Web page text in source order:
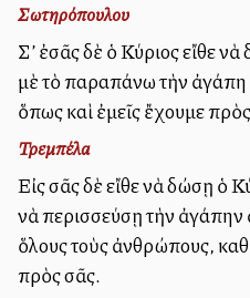
Σωτηρόπουλου
Σ’ ἐσᾶς δὲ ὁ Κύριος εἴθε
μὲ τὸ παραπάνω τὴν ἀγάπη
ὅπως καὶ ἐμεῖς ἔχουμε
Τρεμπέλα
Εἰς σᾶς δὲ εἴθε νὰ δώσῃ ὁ
νὰ περισσεύσῃ τὴν ἀγάπην
ὅλους τοὺς ἀνθρώπους,
πρὸς σᾶς.